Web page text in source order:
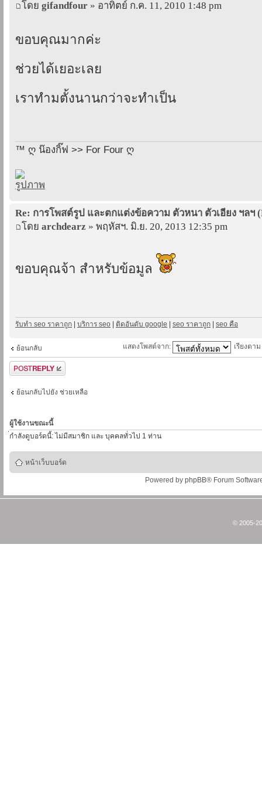
โดย gifandfour » อาทิตย์ ก.ค. 11, 2010 1:48 pm
ขอบคุณมากค่ะ
ช่วยได้เยอะเลย
เราทำมตั้งนานกว่าจะทำเป็น
™ ღ น๊องกิ๊ฟ >> For Four ღ
Re: การโพสต์รูป และตกแต่งข้อความ ตัวหนา ตัวเอียง ฯลฯ
โดย archdearz » พฤหัสฯ. มิ.ย. 20, 2013 12:35 pm
ขอบคุณจ้า สำหรับข้อมูล
รับทำ seo ราคาถูก | บริการ seo | ติดอันดับ google | seo ราคาถูก | seo คือ
ย้อนกลับ แสดงโพสต์จาก: เรียงตาม
ตอบกระทู้
ย้อนกลับไปยัง ช่วยเหลือ
ผู้ใช้งานขณะนี้
่กำลังดูบอร์ดนี้: ไม่มีสมาชิก และ บุคคลทั่วไป 1 ท่าน
หน้าเว็บบอร์ด
Powered by phpBB® Forum
© 2005-